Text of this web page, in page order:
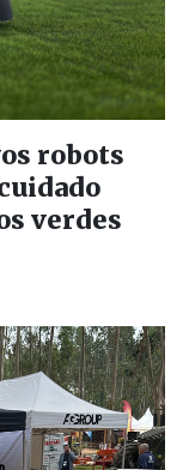
robots
verdes